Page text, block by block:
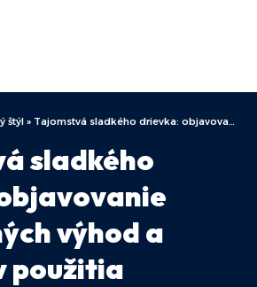
štýl » Tajomstvá sladkého drievka: objavovanie zdravotných výhod a spôsobov použitia
sladkého
výhod a
použitia